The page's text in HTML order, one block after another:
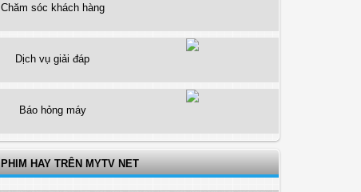
Chăm sóc khách hàng
Dịch vụ giải đáp
Báo hỏng máy
PHIM HAY TRÊN MYTV NET